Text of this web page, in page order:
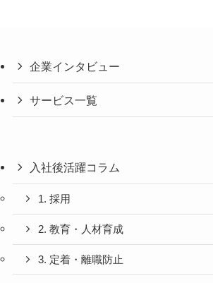
企業インタビュー
サービス一覧
入社後活躍コラム
1. 採用
2. 教育・人材育成
3. 定着・離職防止